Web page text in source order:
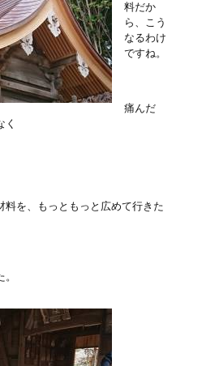
料だか
ら、こう
なるわけ
ですね。
痛んだ
く
料を、もっともっと広めて行きた